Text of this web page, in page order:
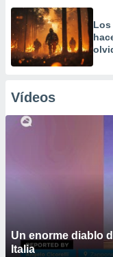
Los
Vídeos
Un enorme diablo
Italia